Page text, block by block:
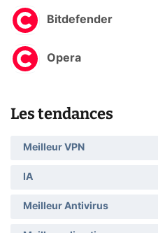
Bitdefender
Opera
Les tendances
Meilleur VPN
IA
Meilleur Antivirus